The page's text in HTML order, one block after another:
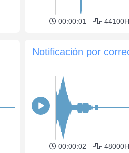
00:00:01
00:00:02